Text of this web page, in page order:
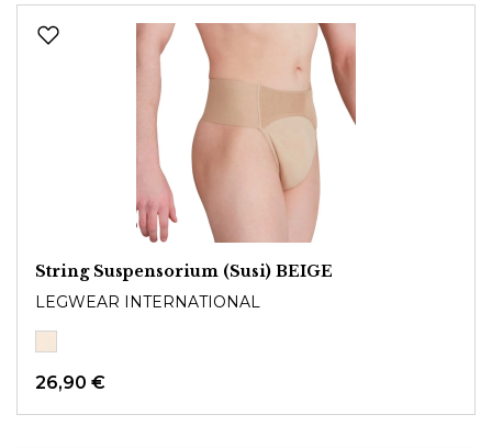
String Suspensorium (Susi) BEIGE
LEGWEAR INTERNATIONAL
26,90 €